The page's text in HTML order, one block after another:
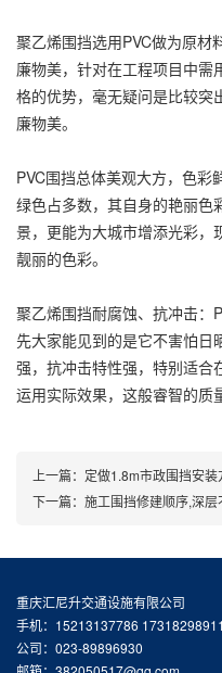
聚乙烯围挡选用PVC做为原材
廉物美，针对在工程项目中
格的优势，毫无疑问是比较突
廉物美。
PVC围挡总体美观大方，色彩
绿色占多数，其自身的艳丽色
景，更能为大城市增添光彩，
靓丽的色彩。
聚乙烯围挡耐腐蚀、抗冲击：
先大家能见到的是它不害怕日
强，抗冲击特性强，特别适合
运用实际效果，这般睿智的质
上一篇： 定做1.8m市政围挡安
下一篇： 施工围挡修建顺序,深
重庆汇尼升交通设施有限公司
手机：15213137786 17318298911
公司：023-89896930